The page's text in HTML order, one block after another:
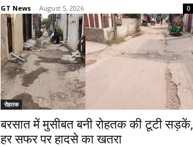
GT News - August 5, 2026 0
रोहतक
बरसात में मुसीबत बनी रोहतक की टूटी सड़कें,
हर सफर पर हादसे का खतरा